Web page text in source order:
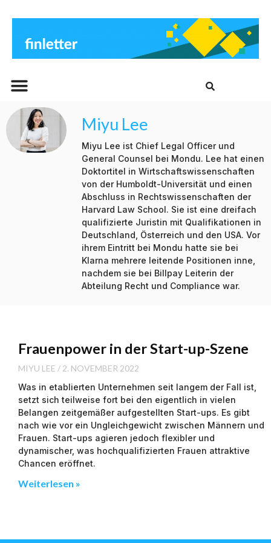
Miyu Lee
Miyu Lee ist Chief Legal Officer und
General Counsel bei Mondu. Lee hat einen
Doktortitel in Wirtschaftswissenschaften
von der Humboldt-Universität und einen
Abschluss in Rechtswissenschaften der
Harvard Law School. Sie ist eine dreifach
qualifizierte Juristin mit Qualifikationen in
Deutschland, Österreich und den USA. Vor
ihrem Eintritt bei Mondu hatte sie bei
Klarna mehrere leitende Positionen inne,
nachdem sie bei Billpay Leiterin der
Abteilung Recht und Compliance war.
Frauenpower in der Start-up-Szene
MIYU LEE
2. NOVEMBER 2022
Was in etablierten Unternehmen seit langem der Fall ist,
setzt sich teilweise fort bei den eigentlich in vielen
Belangen zeitgemäßer aufgestellten Start-ups. Es gibt
nach wie vor ein Ungleichgewicht zwischen Männern und
Frauen. Start-ups agieren jedoch flexibler und
dynamischer, was hochqualifizierten Frauen attraktive
Chancen eröffnet.
Weiterlesen »